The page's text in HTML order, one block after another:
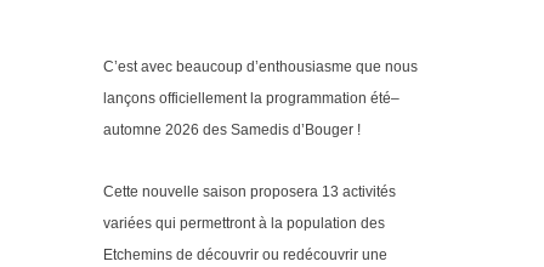
C’est avec beaucoup d’enthousiasme que nous
lançons officiellement la programmation été–
automne 2026 des Samedis d’Bouger !
Cette nouvelle saison proposera 13 activités
variées qui permettront à la population des
Etchemins de découvrir ou redécouvrir une